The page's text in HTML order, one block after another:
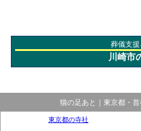
葬儀支援
川崎市
猫の足あと｜東京都・
東京都の寺社